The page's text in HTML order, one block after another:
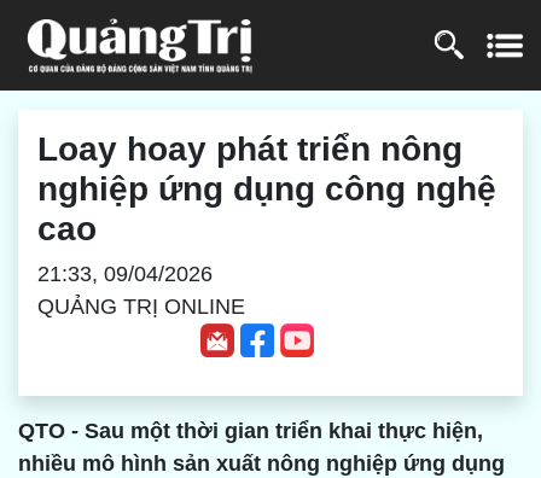
Loay hoay phát triển nông
nghiệp ứng dụng công nghệ
cao
21:33, 09/04/2026
QUẢNG TRỊ ONLINE
QTO - Sau một thời gian triển khai thực hiện,
nhiều mô hình sản xuất nông nghiệp ứng dụng